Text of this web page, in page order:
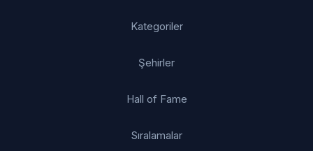
Kategoriler
Şehirler
Hall of Fame
Sıralamalar